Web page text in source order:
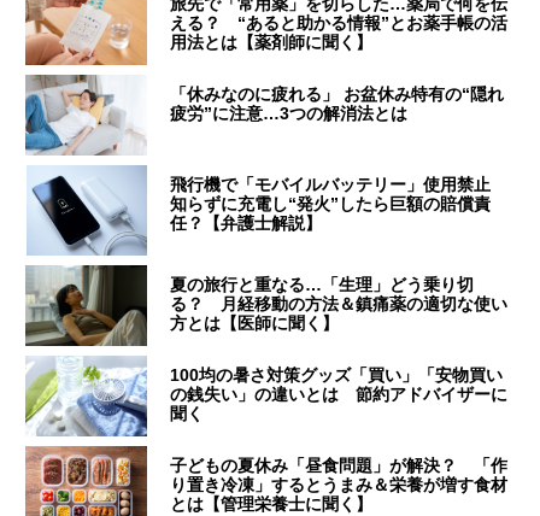
える？ “あると助かる情報”とお薬手帳の活
用法とは【薬剤師に聞く】
「休みなのに疲れる」 お盆休み特有の“隠れ
疲労”に注意…3つの解消法とは
飛行機で「モバイルバッテリー」使用禁止
知らずに充電し“発火”したら巨額の賠償責
任？【弁護士解説】
夏の旅行と重なる…「生理」どう乗り切
る？ 月経移動の方法＆鎮痛薬の適切な使い
方とは【医師に聞く】
100均の暑さ対策グッズ「買い」「安物買い
の銭失い」の違いとは 節約アドバイザーに
聞く
子どもの夏休み「昼食問題」が解決？ 「作
り置き冷凍」するとうまみ＆栄養が増す食材
とは【管理栄養士に聞く】